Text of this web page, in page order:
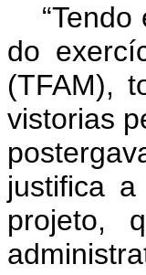
do
(TFAM),
vistorias
justifica
projeto,